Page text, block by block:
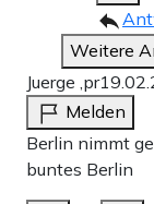
Weitere
Juerge ,pr
Melden
Berlin nimmt
buntes Berlin